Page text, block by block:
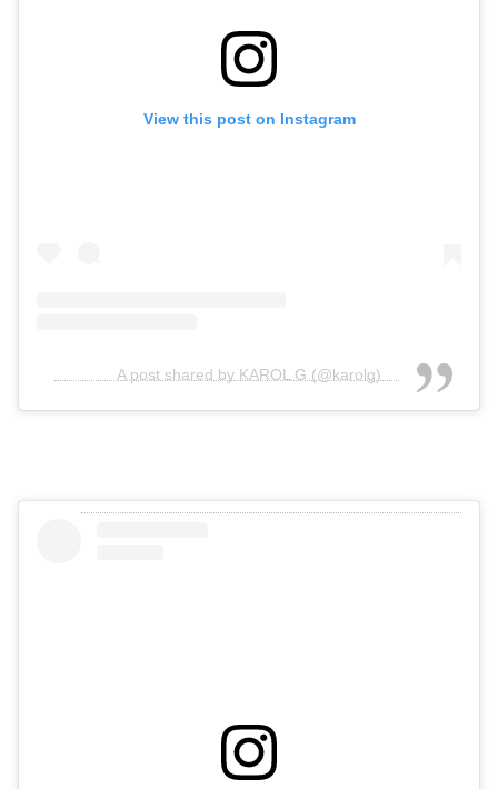
View this post on Instagram
A post shared by KAROL G (@karolg)